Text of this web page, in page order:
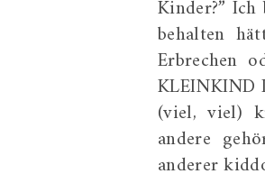
Kinder?”
behalten
Erbrechen
KLEINKIND
(viel, viel)
andere
anderer